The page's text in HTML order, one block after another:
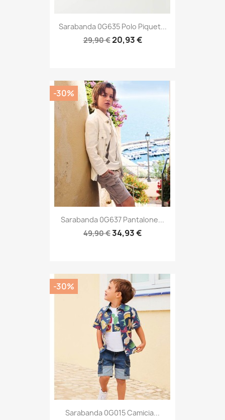
Sarabanda 0G635 Polo Piquet...
29,90 €20,93 €
Sarabanda 0G637 Pantalone...
49,90 €34,93 €
-30%
Sarabanda 0G015 Camicia...
-30%